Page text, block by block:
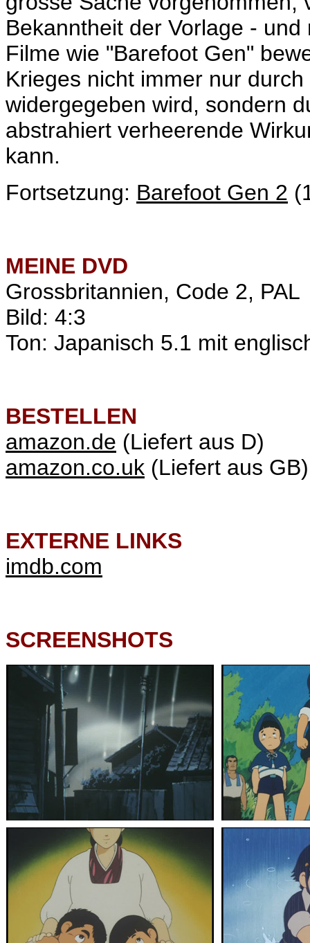
Bekanntheit der Vorlage -
Filme wie "Barefoot Gen"
Krieges nicht immer nur
widergegeben wird, sondern
abstrahiert verheerende
kann.
Fortsetzung: Barefoot Gen 2
MEINE DVD
Grossbritannien, Code 2, PAL
Bild: 4:3
Ton: Japanisch 5.1 mit
BESTELLEN
amazon.de (Liefert aus D)
amazon.co.uk (Liefert aus GB)
EXTERNE LINKS
imdb.com
SCREENSHOTS